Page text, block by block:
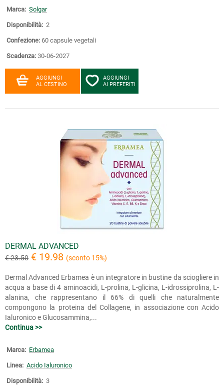
Marca: Solgar
Disponibilità: 2
Confezione: 60 capsule vegetali
Scadenza: 30-06-2027
AGGIUNGI
AL CESTINO
AGGIUNGI
AI PREFERITI
DERMAL ADVANCED
€ 23.50 € 19.98 (sconto 15%)
Dermal Advanced Erbamea è un integratore in bustine da sciogliere in
acqua a base di 4 aminoacidi, L-prolina, L-glicina, L-idrossiprolina, L-
alanina, che rappresentano il 66% di quelli che naturalmente
compongono la proteina del Collagene, in associazione con Acido
Ialuronico e Glucosammina,...
Continua >>
Marca: Erbamea
Linea: Acido Ialuronico
Disponibilità: 3